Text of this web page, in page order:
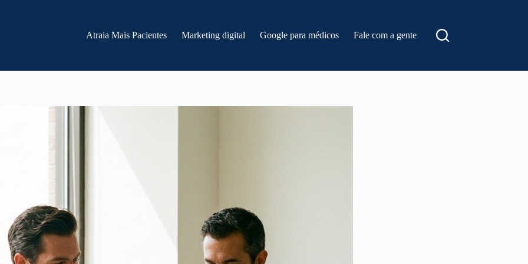
Atraia Mais Pacientes Marketing digital Google para médicos Fale com a gente